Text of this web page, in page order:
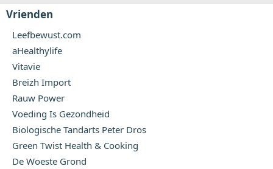
Vrienden
Leefbewust.com
aHealthylife
Vitavie
Breizh Import
Rauw Power
Voeding Is Gezondheid
Biologische Tandarts Peter Dros
Green Twist Health & Cooking
De Woeste Grond